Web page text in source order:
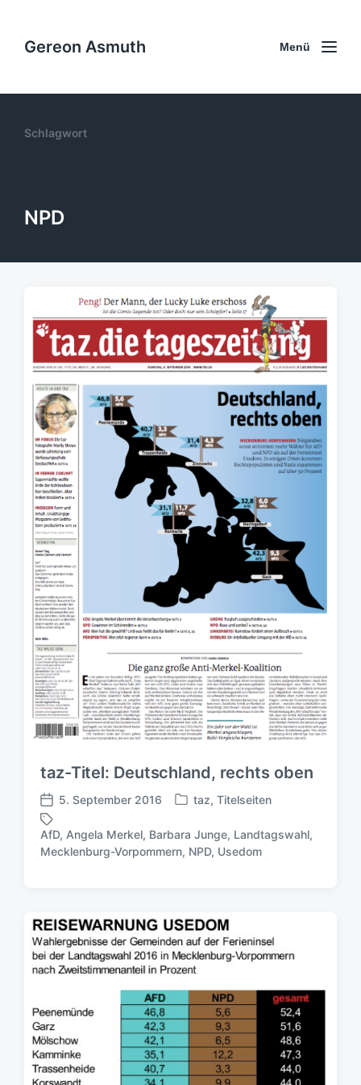
Gereon Asmuth Menü
Schlagwort
NPD
taz-Titel: Deutschland, rechts oben
V
e
r
ö
n
t
l
i
h
u
n
g
s
5. September 2016
V
r
ö
n
t
l
i
c
i
n
taz, Titelseiten
S
c
g
w
ö
r
e
r
AfD, Angela Merkel, Barbara Junge, Landtagswahl,
Mecklenburg-Vorpommern, NPD, Usedom